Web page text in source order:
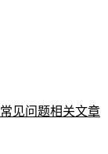
常见问题相关文章